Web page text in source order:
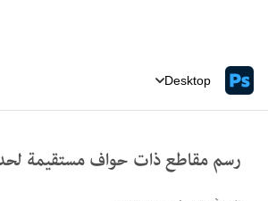
Desktop
رسم مقاطع ذات حواف مستقيمة